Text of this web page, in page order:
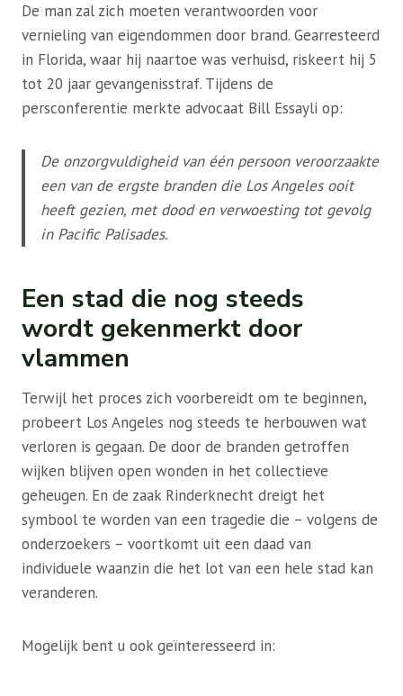
De man zal zich moeten verantwoorden voor
vernieling van eigendommen door brand. Gearresteerd
in Florida, waar hij naartoe was verhuisd, riskeert hij 5
tot 20 jaar gevangenisstraf. Tijdens de
persconferentie merkte advocaat Bill Essayli op:
De onzorgvuldigheid van één persoon veroorzaakte
een van de ergste branden die Los Angeles ooit
heeft gezien, met dood en verwoesting tot gevolg
in Pacific Palisades.
Een stad die nog steeds
wordt gekenmerkt door
vlammen
Terwijl het proces zich voorbereidt om te beginnen,
probeert Los Angeles nog steeds te herbouwen wat
verloren is gegaan. De door de branden getroffen
wijken blijven open wonden in het collectieve
geheugen. En de zaak Rinderknecht dreigt het
symbool te worden van een tragedie die – volgens de
onderzoekers – voortkomt uit een daad van
individuele waanzin die het lot van een hele stad kan
veranderen.
Mogelijk bent u ook geïnteresseerd in: